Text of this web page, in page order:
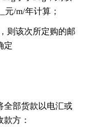
/m/年计算；
则该次所定购的邮
定
全部货款以电汇或
方：